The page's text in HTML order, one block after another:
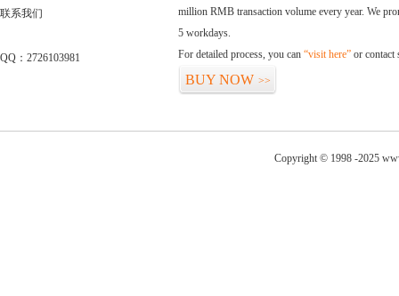
联系我们
QQ：2726103981
million RMB transaction volume every year. We
5 workdays.
For detailed process, you can “visit here” or contact
BUY NOW >>
Copyright © 1998 -2025